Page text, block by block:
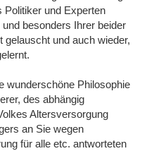
Politiker und Experten
besonders Ihrer beider
und auch wieder,
wunderschöne Philosophie
des abhängig
Altersversorgung
an Sie wegen
für alle etc. antworteten